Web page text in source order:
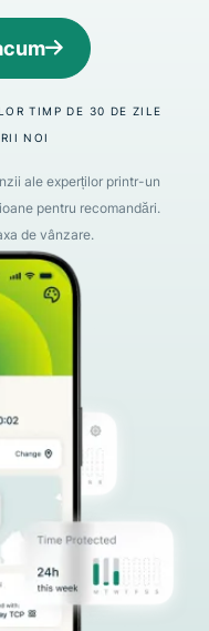
TIMP DE 30 DE ZILE
NOI
ale experților printr-un
pentru recomandări.
de vânzare.